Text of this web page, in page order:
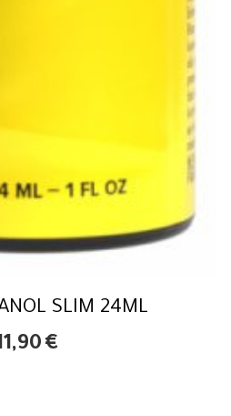
SLIM 24ML
€